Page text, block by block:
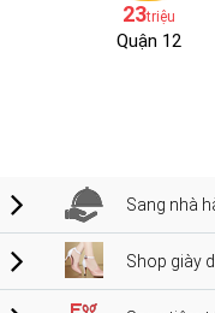
23triệu
Quận 12
Sang nhà
Shop giày